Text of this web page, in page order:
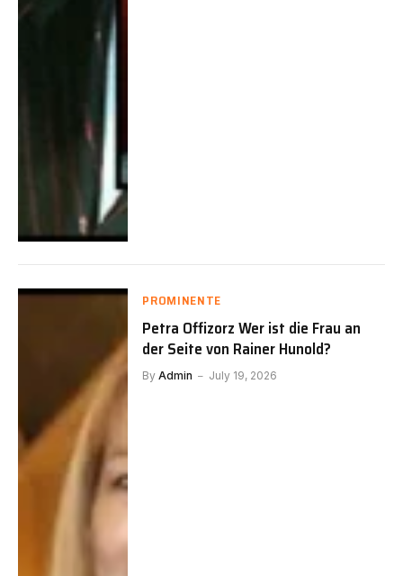
PROMINENTE
Petra Offizorz Wer ist die Frau an
der Seite von Rainer Hunold?
By Admin July 19, 2026